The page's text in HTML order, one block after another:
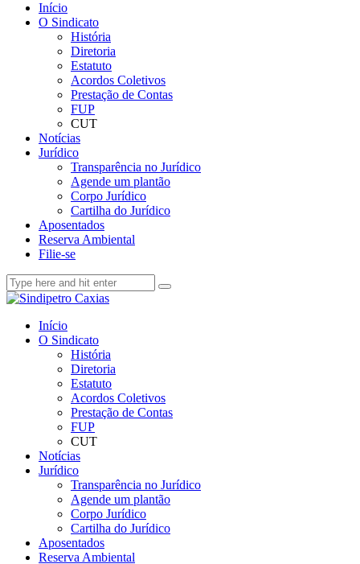
Início
O Sindicato
História
Diretoria
Estatuto
Acordos Coletivos
Prestação de Contas
FUP
CUT
Notícias
Jurídico
Transparência no Jurídico
Agende um plantão
Corpo Jurídico
Cartilha do Jurídico
Aposentados
Reserva Ambiental
Filie-se
Início
O Sindicato
História
Diretoria
Estatuto
Acordos Coletivos
Prestação de Contas
FUP
CUT
Notícias
Jurídico
Transparência no Jurídico
Agende um plantão
Corpo Jurídico
Cartilha do Jurídico
Aposentados
Reserva Ambiental